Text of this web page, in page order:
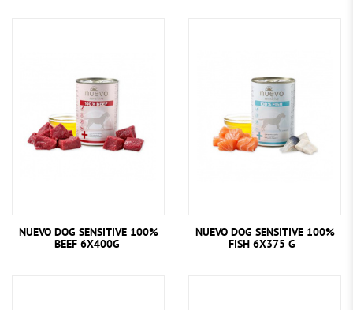
NUEVO DOG SENSITIVE 100%
BEEF 6X400G
NUEVO DOG SENSITIVE 100%
FISH 6X375 G